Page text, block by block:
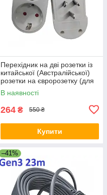
Перехідник на дві розетки із
китайської (Австралійської)
розетки на євророзетку (для
Ecoflow) 10А / 250В для
подорожей Білий
В наявності
264 ₴ 550 ₴
Купити
–41%